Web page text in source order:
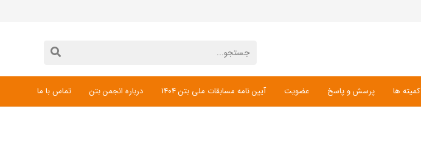
کمیته ها پرسش و پاسخ عضویت آیین نامه مسابقات ملی بتن 1404 درباره انجمن بتن تماس با ما